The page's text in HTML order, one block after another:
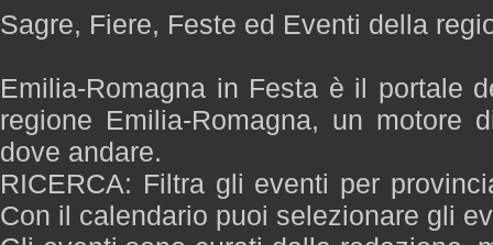
Sagre, Fiere, Feste ed Eventi della
Emilia-Romagna in Festa è il portale
regione Emilia-Romagna, un motore
dove andare.
RICERCA: Filtra gli eventi per
Con il calendario puoi selezionare gli